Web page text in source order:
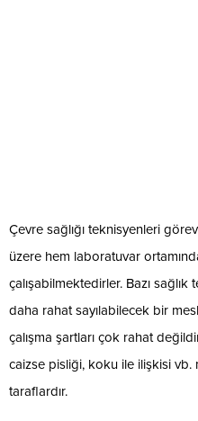
Çevre sağlığı teknisyenleri
üzere hem laboratuvar
çalışabilmektedirler. Bazı
daha rahat sayılabilecek bir
çalışma şartları çok rahat
caizse pisliği, koku ile ilişkisi vb.
taraflardır.